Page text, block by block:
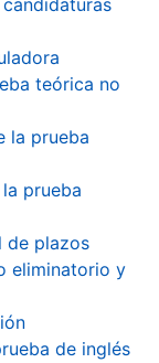
teórica no
la prueba
prueba
de plazos
eliminatorio y
de inglés